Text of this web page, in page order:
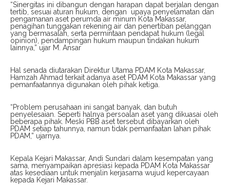
“Sinergitas ini dibangun dengan harapan dapat berjalan dengan
tertib, sesuai aturan hukum, dengan upaya penyelamatan dan
pengamanan aset perumda air minum Kota Makassar,
penagihan tunggakan rekening air dan penertiban pelanggan
yang bermasalah, serta permintaan pendapat hukum (legal
opinion), pendampingan hukum maupun tindakan hukum
lainnya,” ujar M. Ansar
Hal senada diutarakan Direktur Utama PDAM Kota Makassar,
Hamzah Ahmad terkait adanya aset PDAM Kota Makassar yang
pemanfaatannya digunakan oleh pihak ketiga.
“Problem perusahaan ini sangat banyak, dan butuh
penyelesaian. Seperti halnya persoalan aset yang dikuasai oleh
beberapa pihak. Meski PBB aset tersebut dibayarkan oleh
PDAM setiap tahunnya, namun tidak pemanfaatan lahan pihak
PDAM,” ujarnya.
Kepala Kejari Makassar, Andi Sundari dalam kesempatan yang
sama, menyampaikan apresiasi kepada PDAM Kota Makassar
atas kesediaan untuk menjalin kerjasama wujud kepercayaan
kepada Kejari Makassar.